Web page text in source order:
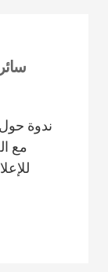
ندوة حول
مع
للإعلام13 آب 2014 الساعة